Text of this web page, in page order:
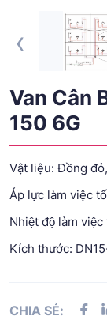
‹
Van Cân
150 6G
Vật liệu: Đồng
Áp lực làm việc
Nhiệt độ làm việc
Kích thước:
CHIA SẺ: